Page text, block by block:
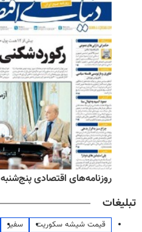
روزنامه‌های اقتصادی پنج‌شنبه ۱۵ مرداد ۱۴۰۵
تبلیغات
قیمت شیشه سکوریت سفیر